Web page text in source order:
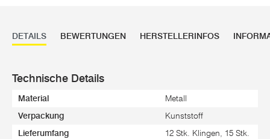
DETAILS BEWERTUNGEN HERSTELLERINFOS
Technische Details
Material Metall
Verpackung Kunststoff
Lieferumfang
12 Stk. Klingen, 15 Stk.